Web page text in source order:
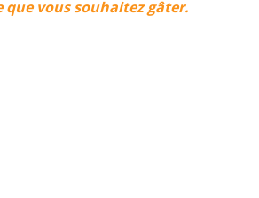
vous souhaitez gâter.